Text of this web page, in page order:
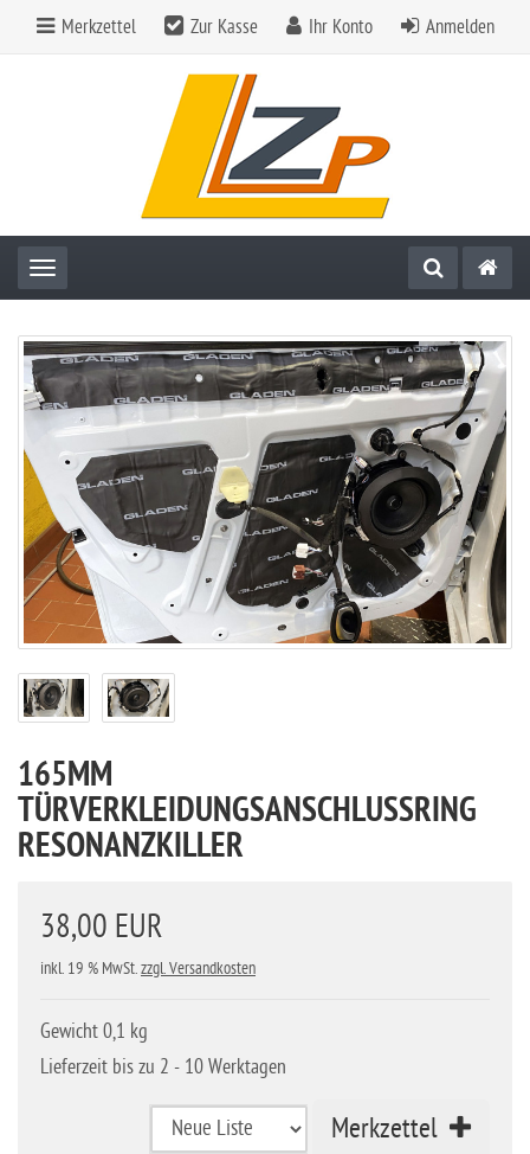
Merkzettel Zur Kasse Ihr Konto Anmelden
Toggle navigation
165MM
TÜRVERKLEIDUNGSANSCHLUSSRING
RESONANZKILLER
38,00 EUR
inkl. 19 % MwSt.zzgl. Versandkosten
Gewicht 0,1 kg
Lieferzeit bis zu 2 - 10 Werktagen
Merkzettel